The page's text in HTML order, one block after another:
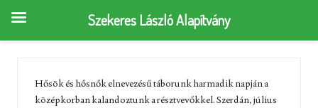
Hősök és hősnők elnevezésű táborunk harmadik napján a
középkorban kalandoztunk a résztvevőkkel. Szerdán, július
Szekeres László Alapítvány